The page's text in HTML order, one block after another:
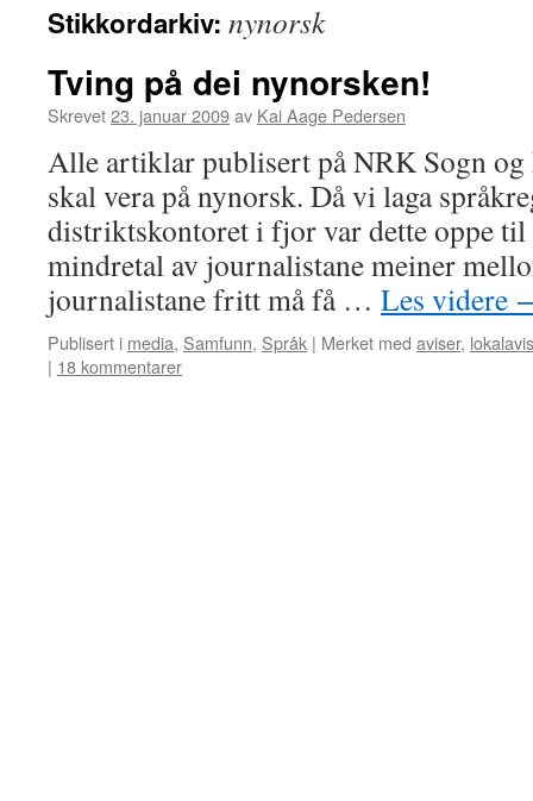
innhold
Stikkordarkiv: nynorsk
Tving på dei nynorsken!
Skrevet23. januar 2009av Kai Aage Pedersen
Alle artiklar publisert på NRK Sogn og
skal vera på nynorsk. Då vi laga
distriktskontoret i fjor var dette oppe
mindretal av journalistane meiner
journalistane fritt må få … Les videre
Publisert i media, Samfunn, Språk | Merket med aviser,
| 18 kommentarer